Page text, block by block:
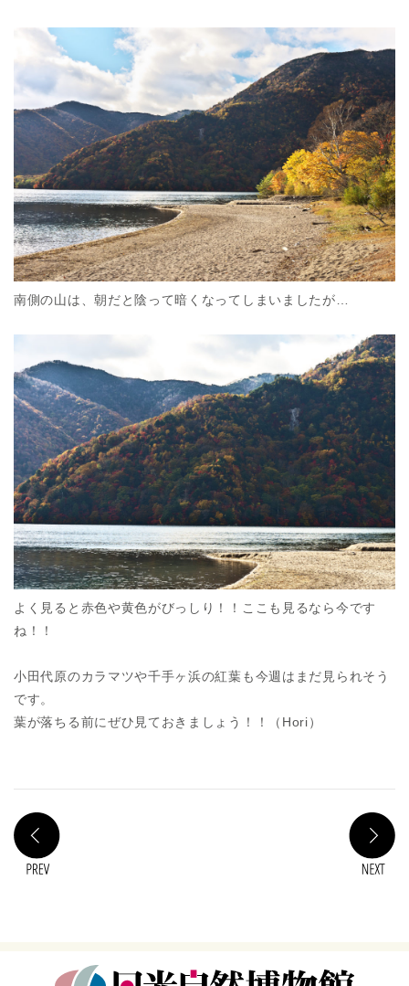
南側の山は、朝だと陰って暗くなってしまいましたが…
よく見ると赤色や黄色がびっしり！！ここも見るなら今です
ね！！
小田代原のカラマツや千手ヶ浜の紅葉も今週はまだ見られそう
です。
葉が落ちる前にぜひ見ておきましょう！！（Hori）